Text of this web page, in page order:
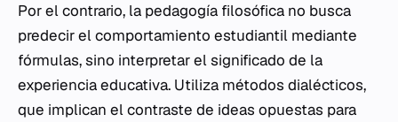
Por el contrario, la pedagogía filosófica no busca
predecir el comportamiento estudiantil mediante
fórmulas, sino interpretar el significado de la
experiencia educativa. Utiliza métodos dialécticos,
que implican el contraste de ideas opuestas para